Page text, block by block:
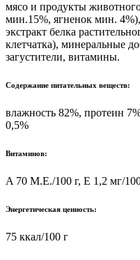
мясо и продукты
мин.15%, ягненок мин.
экстракт белка
клетчатка), минеральные
загустители, витамины.
Содержание питательных веществ:
влажность 82%, протеин
0,5%
Витаминов:
A 70 М.Е./100 г, Е 1,2 мг/
Энергетическая ценность:
75 ккал/100 г